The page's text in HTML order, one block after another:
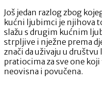
Još jedan razlog zbog
kućni ljubimci je njihova
slažu s drugim kućnim
strpljive i nježne prema
znači da uživaju u
pratiocima za sve one
neovisna i povučena.